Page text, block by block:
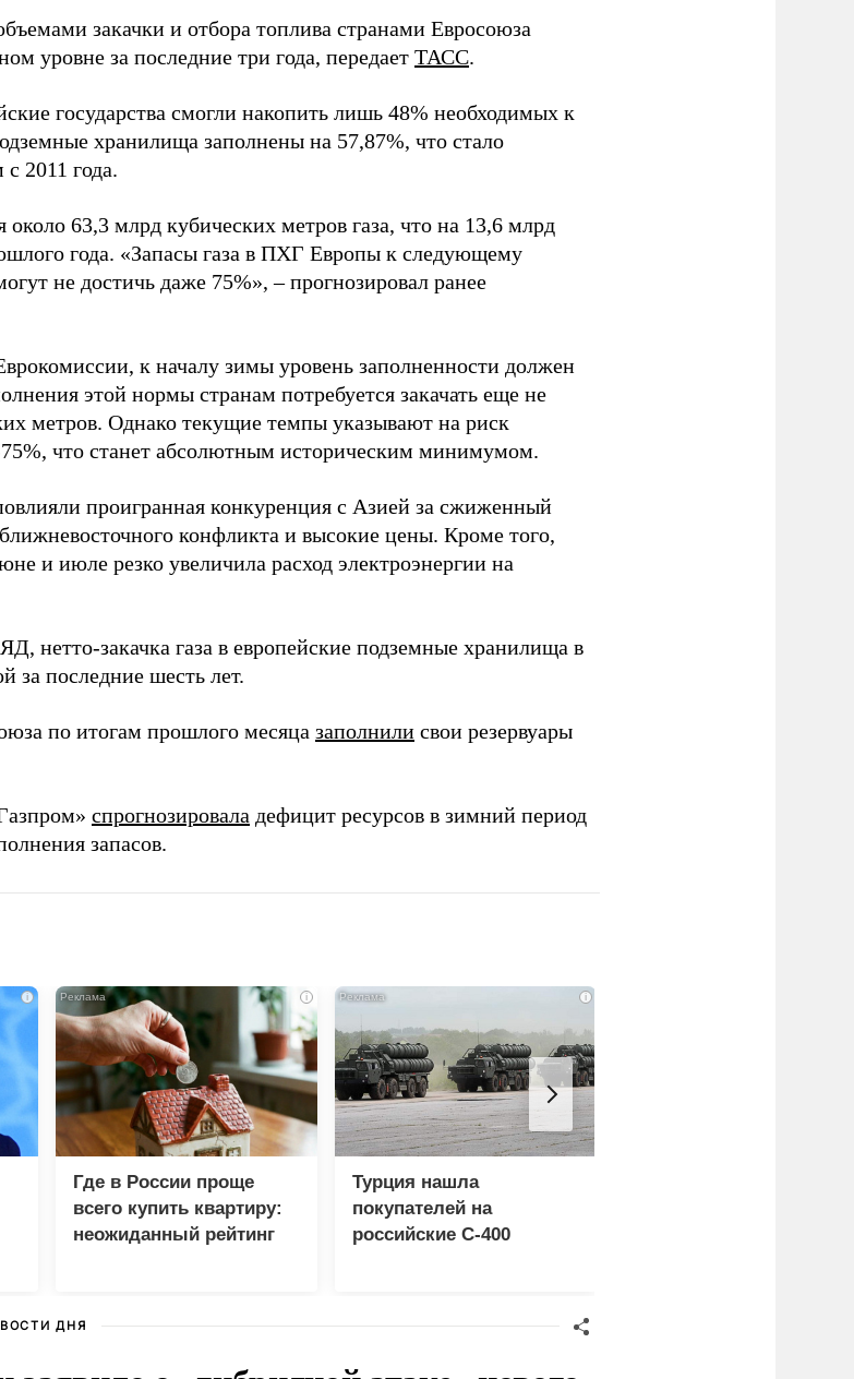
закачки и отбора топлива странами Евросоюза
уровне за последние три года, передает ТАСС.
государства смогли накопить лишь 48% необходимых к
хранилища заполнены на 57,87%, что стало
2011 года.
около 63,3 млрд кубических метров газа, что на 13,6 млрд
года. «Запасы газа в ПХГ Европы к следующему
не достичь даже 75%», – прогнозировал ранее
к началу зимы уровень заполненности должен
этой нормы странам потребуется закачать еще не
метров. Однако текущие темпы указывают на риск
что станет абсолютным историческим минимумом.
проигранная конкуренция с Азией за сжиженный
конфликта и высокие цены. Кроме того,
и июле резко увеличила расход электроэнергии на
нетто-закачка газа в европейские подземные хранилища в
за последние шесть лет.
по итогам прошлого месяца заполнили свои резервуары
спрогнозировала дефицит ресурсов в зимний период
запасов.
i i
Где в России проще
всего купить квартиру:
неожиданный рейтинг
i
Турция нашла
покупателей на
российские C-400
ДНЯ